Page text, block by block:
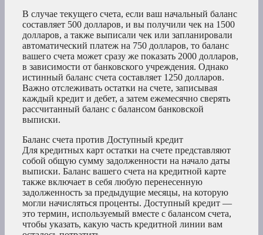
В случае текущего счета, если ваш начальный баланс
составляет 500 долларов, и вы получили чек на 1500
долларов, а также выписали чек или запланировали
автоматический платеж на 750 долларов, то баланс
вашего счета может сразу же показать 2000 долларов,
в зависимости от банковского учреждения. Однако
истинный баланс счета составляет 1250 долларов.
Важно отслеживать остатки на счете, записывая
каждый кредит и дебет, а затем ежемесячно сверять
рассчитанный баланс с балансом банковской
выписки.
Баланс счета против Доступный кредит
Для кредитных карт остатки на счете представляют
собой общую сумму задолженности на начало даты
выписки. Баланс вашего счета на кредитной карте
также включает в себя любую перенесенную
задолженность за предыдущие месяцы, на которую
могли начисляться проценты. Доступный кредит —
это термин, используемый вместе с балансом счета,
чтобы указать, какую часть кредитной линии вам